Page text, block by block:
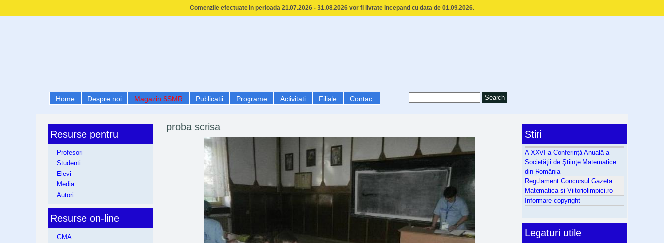
Comenzile efectuate in perioada 21.07.2026 - 31.08.2026 vor fi livrate incepand cu data de 01.09.2026.
Home Despre noi Magazin SSMR Publicatii Programe Activitati Filiale Contact
proba scrisa
Resurse pentru
Profesori
Studenti
Elevi
Media
Autori
Resurse on-line
GMA
Stiri
A XXVI-a Conferinţă Anuală a
Societăţii de Ştiinţe Matematice
din România
Regulament Concursul Gazeta
Matematica si Viitoriolimpici.ro
Informare copyright
Legaturi utile